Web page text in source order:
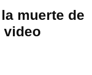
muerte de
video